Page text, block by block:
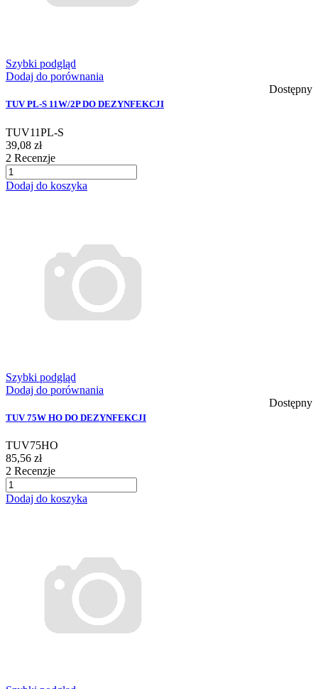
Szybki podgląd
Dodaj do porównania
Dostępny
TUV PL-S 11W/2P DO DEZYNFEKCJI
TUV11PL-S
39,08 zł
2 Recenzje
Dodaj do koszyka
Szybki podgląd
Dodaj do porównania
Dostępny
TUV 75W HO DO DEZYNFEKCJI
TUV75HO
85,56 zł
2 Recenzje
Dodaj do koszyka